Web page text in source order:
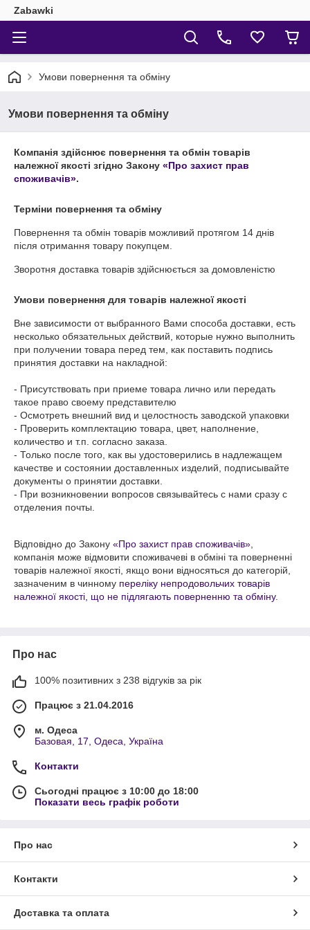
Zabawki
Умови повернення та обміну
Умови повернення та обміну
Компанія здійснює повернення та обмін товарів
належної якості згідно Закону «Про захист прав
споживачів».
Терміни повернення та обміну
Повернення та обмін товарів можливий протягом 14 днів
після отримання товару покупцем.
Зворотня доставка товарів здійснюється за домовленістю
Умови повернення для товарів належної якості
Вне зависимости от выбранного Вами способа доставки, есть
несколько обязательных действий, которые нужно выполнить
при получении товара перед тем, как поставить подпись
принятия доставки на накладной:
- Присутствовать при приеме товара лично или передать
такое право своему представителю
- Осмотреть внешний вид и целостность заводской упаковки
- Проверить комплектацию товара, цвет, наполнение,
количество и т.п. согласно заказа.
- Только после того, как вы удостоверились в надлежащем
качестве и состоянии доставленных изделий, подписывайте
документы о принятии доставки.
- При возникновении вопросов связывайтесь с нами сразу с
отделения почты.
Відповідно до Закону «Про захист прав споживачів»
компанія може відмовити споживачеві в обміні та поверненні
товарів належної якості, якщо вони відносяться до категорій,
зазначеним в чинному переліку непродовольчих товарів
належної якості, що не підлягають поверненню та обміну.
Про нас
100% позитивних з 238 відгуків за рік
Працює з 21.04.2016
м. Одеса
Базовая, 17, Одеса, Україна
Контакти
Сьогодні працює з 10:00 до 18:00
Показати весь графік роботи
Про нас
Контакти
Доставка та оплата